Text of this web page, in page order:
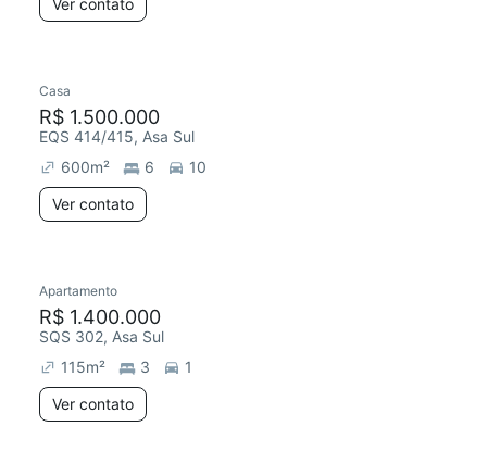
Ver contato
Casa
R$ 1.500.000
EQS 414/415, Asa Sul
600m² 6
10
Ver contato
Apartamento
R$ 1.400.000
SQS 302, Asa Sul
115m² 3
1
Ver contato